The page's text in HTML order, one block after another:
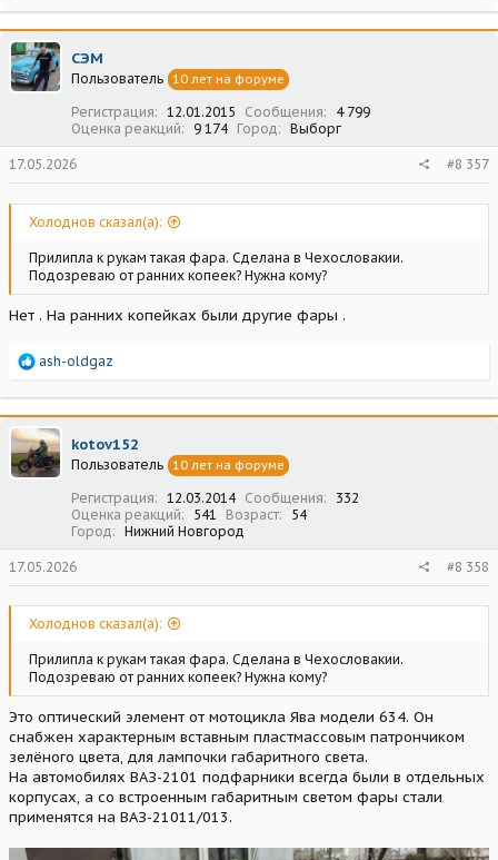
а
к
ц
и
и
СЭМ
Пользователь 10 лет на форуме
Регистрация 12.01.2015 Сообщения
4 799
Оценка реакций
9 174 Город Выборг
17.05.2026 #8 357
Холоднов сказал(а):
Прилипла к рукам такая фара. Сделана в Чехословакии.
Подозреваю от ранних копеек? Нужна кому?
Нет . На ранних копейках были другие фары .
Р
а
к
ц
и
и
ash-oldgaz
kotov152
Пользователь 10 лет на форуме
Регистрация 12.03.2014 Сообщения
332
Оценка реакций
541 Возраст
54
Город
Нижний Новгород
17.05.2026 #8 358
Холоднов сказал(а):
Прилипла к рукам такая фара. Сделана в Чехословакии.
Подозреваю от ранних копеек? Нужна кому?
Это оптический элемент от мотоцикла Ява модели 634. Он
снабжен характерным вставным пластмассовым патрончиком
зелёного цвета, для лампочки габаритного света.
На автомобилях ВАЗ-2101 подфарники всегда были в отдельных
корпусах, а со встроенным габаритным светом фары стали
применятся на ВАЗ-21011/013.